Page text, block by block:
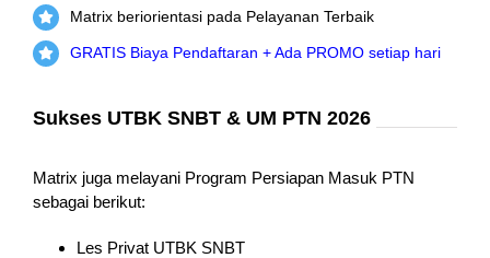
Matrix beriorientasi pada Pelayanan Terbaik
GRATIS Biaya Pendaftaran + Ada PROMO setiap hari
Sukses UTBK SNBT & UM PTN 2026
Matrix juga melayani Program Persiapan Masuk PTN
sebagai berikut:
Les Privat UTBK SNBT